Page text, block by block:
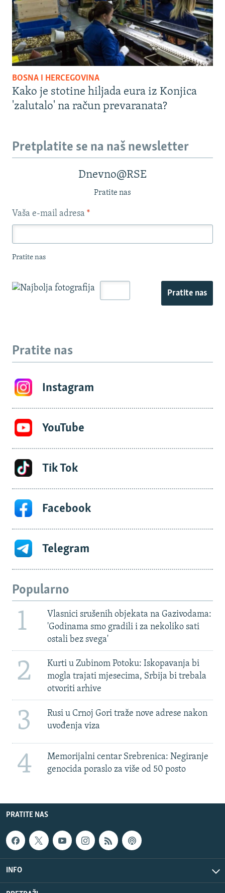
BOSNA I HERCEGOVINA
Kako je stotine hiljada eura iz Konjica
'zalutalo' na račun prevaranata?
Pretplatite se na naš newsletter
Dnevno@RSE
Pratite nas
Vaša e-mail adresa *
Pratite nas
Pratite nas
Pratite nas
Instagram
YouTube
Tik Tok
Facebook
Telegram
Popularno
1
Vlasnici srušenih objekata na Gazivodama:
'Godinama smo gradili i za nekoliko sati
ostali bez svega'
2
Kurti u Zubinom Potoku: Iskopavanja bi
mogla trajati mjesecima, Srbija bi trebala
otvoriti arhive
3
Rusi u Crnoj Gori traže nove adrese nakon
uvođenja viza
4
Memorijalni centar Srebrenica: Negiranje
genocida poraslo za više od 50 posto
PRATITE NAS
INFO